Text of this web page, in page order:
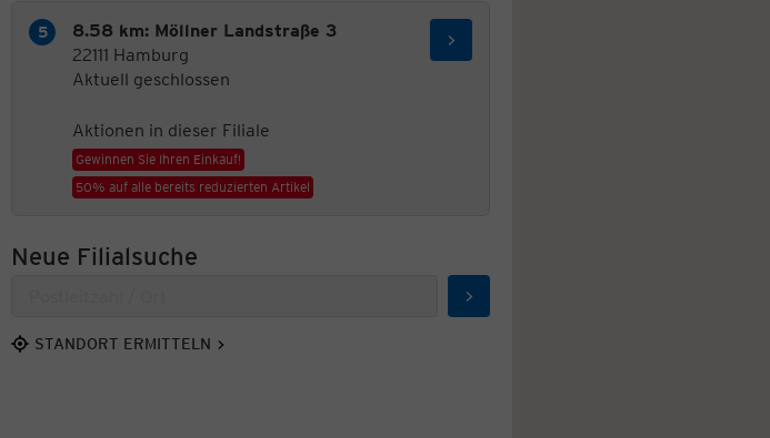
8.58 km: Möllner Landstraße 3
22111 Hamburg
Aktuell geschlossen
Aktionen in dieser Filiale
Gewinnen Sie Ihren Einkauf!
50% auf alle bereits reduzierten Artikel
Neue Filialsuche
Suchen
STANDORT ERMITTELN